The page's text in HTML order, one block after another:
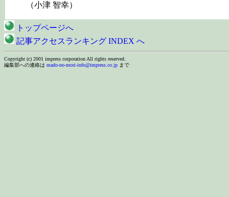
（小津 智幸）
トップページへ
記事アクセスランキング INDEX へ
Copyright (c) 2001 impress corporation All rights reserved.
編集部への連絡は mado-no-mori-info@impress.co.jp まで